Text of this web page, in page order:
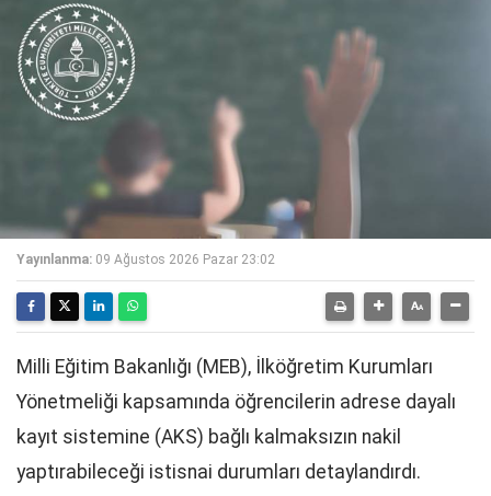
Yayınlanma: 09 Ağustos 2026 Pazar 23:02
Milli Eğitim Bakanlığı (MEB), İlköğretim Kurumları
Yönetmeliği kapsamında öğrencilerin adrese dayalı
kayıt sistemine (AKS) bağlı kalmaksızın nakil
yaptırabileceği istisnai durumları detaylandırdı.